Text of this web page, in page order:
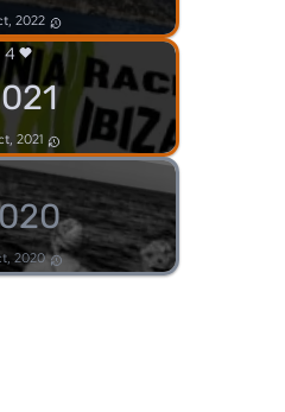
2022
4
2021
2020